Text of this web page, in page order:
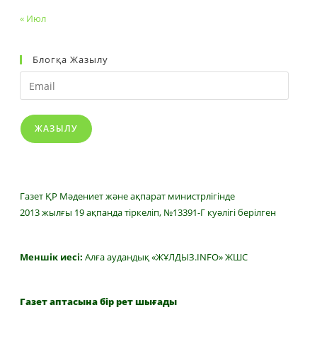
« Июл
Блогқа Жазылу
Email
ЖАЗЫЛУ
Газет ҚР Мәдениет және ақпарат министрлігінде
2013 жылғы 19 ақпанда тіркеліп, №13391-Г куәлігі берілген
Меншік иесі: Алға аудандық «ЖҰЛДЫЗ.INFO» ЖШС
Газет аптасына бір рет шығады